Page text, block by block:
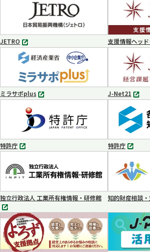
開
く
JETRO
別
タ
ブ
で
開
く
支援情報ヘッ
ミラサポplus
別
ブ
で
開
く
J-Net21
別
タ
ブ
で
開
く
特許庁
別
ブ
で
く
特許庁
別
ブ
で
開
く
独立行政法人 工業所有権情報・研修館
別
タ
ブ
で
知的財産相談